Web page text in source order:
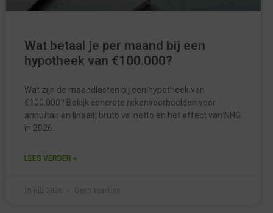
Wat betaal je per maand bij een
hypotheek van €100.000?
Wat zijn de maandlasten bij een hypotheek van
€100.000? Bekijk concrete rekenvoorbeelden voor
annuïtair en lineair, bruto vs. netto en het effect van NHG
in 2026.
LEES VERDER »
15 juli 2026 Geen reacties